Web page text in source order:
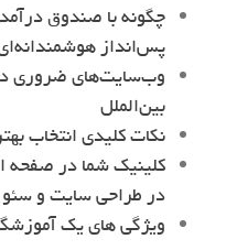
چگونه با صندوق
پس‌انداز
وب‌سایت‌های ضروری
بین‌الملل
نکات کلیدی انتخاب
کلینیک شما در
در طراحی سایت و
ویژگی های یک